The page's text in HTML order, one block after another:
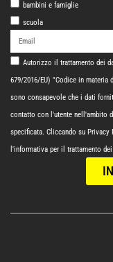
bambini e famiglie
scuola
Autorizzo il trattamento dei
679/2016/EU) "Codice in
sono consapevole che i dati
contatto con l'utente nell'ambito
specificata. Cliccando su Privacy
l'informativa per il trattamento